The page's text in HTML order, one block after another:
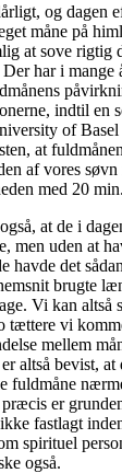
og dagen
måne på
at sove rigtig
har i mange
indtil en
of Basel
at
af vores
med 20 min.
at de i
men uden at
havde det
brugte
Vi kan altså
tættere vi
mellem
altså bevist,
fuldmåne
er
fastlagt
spirituel
også.